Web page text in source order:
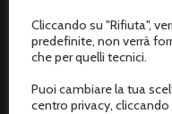
ASSISTENZA
Spedizioni
Metodi di
Cliccando su "Rifiuta",
predefinite, non verrà
che per quelli tecnici.
Puoi cambiare la tua
centro privacy, cliccando